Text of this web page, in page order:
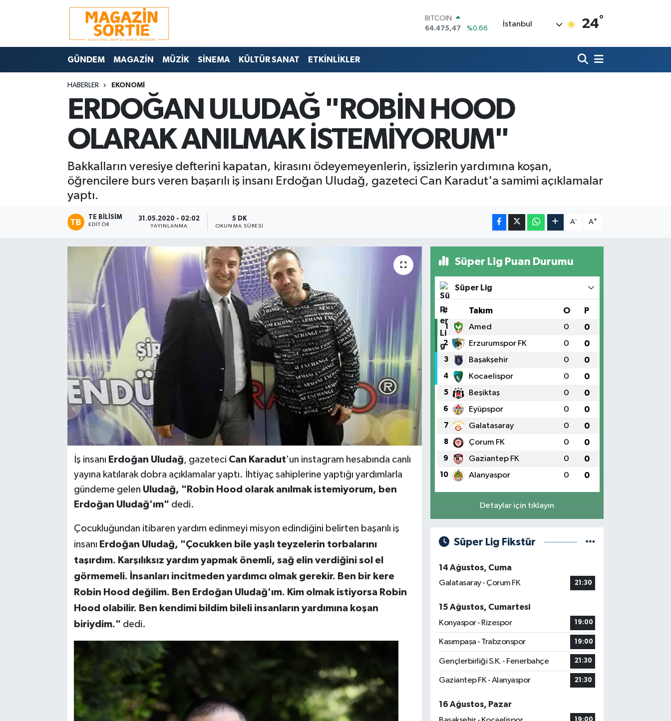
DOLAR
47,5971
%0.05
55,1336
%0.18
BİST100
13.703
%0
BITCOIN
64.475,47
%0.66
İstanbul 24°
GÜNDEM MAGAZİN MÜZİK SİNEMA KÜLTÜR SANAT ETKİNLİKLER
HABERLER EKONOMİ
ERDOĞAN ULUDAĞ "ROBİN HOOD
OLARAK ANILMAK İSTEMİYORUM"
Bakkalların veresiye defterini kapatan, kirasını ödeyemeyenlerin, işsizlerin yardımına koşan,
öğrencilere burs veren başarılı iş insanı Erdoğan Uludağ, gazeteci Can Karadut'a samimi açıklamalar
yaptı.
TE BILISIM
EDITÖR
31.05.2020 - 02:02
YAYINLANMA
5 DK
OKUNMA SÜRESI
A- A+
İş insanı Erdoğan Uludağ, gazeteci Can Karadut'un instagram hesabında canlı
yayına katılarak dobra açıklamalar yaptı. İhtiyaç sahiplerine yaptığı yardımlarla
gündeme gelen Uludağ, "Robin Hood olarak anılmak istemiyorum, ben
Erdoğan Uludağ'ım" dedi.
Çocukluğundan itibaren yardım edinmeyi misyon edindiğini belirten başarılı iş
insanı Erdoğan Uludağ, "Çocukken bile yaşlı teyzelerin torbalarını
taşırdım. Karşılıksız yardım yapmak önemli, sağ elin verdiğini sol el
görmemeli. İnsanları incitmeden yardımcı olmak gerekir. Ben bir kere
Robin Hood değilim. Ben Erdoğan Uludağ'ım. Kim olmak istiyorsa Robin
Hood olabilir. Ben kendimi bildim bileli insanların yardımına koşan
biriydim." dedi.
Süper Lig Puan Durumu
Süper Lig
# Takım O P
1 Amed 0 0
2 Erzurumspor FK 0 0
3 Başakşehir 0 0
4 Kocaelispor 0 0
5 Beşiktaş 0 0
6 Eyüpspor 0 0
7 Galatasaray 0 0
8 Çorum FK 0 0
9 Gaziantep FK 0 0
10 Alanyaspor 0 0
Detaylar için tıklayın
Süper Lig Fikstür
14 Ağustos, Cuma
Galatasaray - Çorum FK
21:30
15 Ağustos, Cumartesi
Konyaspor - Rizespor
19:00
Kasımpaşa - Trabzonspor 19:00
Gençlerbirliği S.K. - Fenerbahçe 21:30
Gaziantep FK - Alanyaspor 21:30
16 Ağustos, Pazar
Nöbetçi Eczaneler
Hava Durumu
Trafik Durumu
Süper Lig Puan Durumu ve Fikstür
Tüm Manşetler
Son Dakika Haberleri